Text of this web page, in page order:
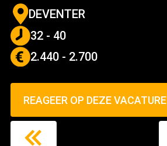
DEVENTER
32 - 40
2.440 - 2.700
REAGEER OP DEZE VACATURE